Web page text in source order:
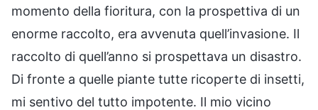
momento della fioritura, con la prospettiva di un
enorme raccolto, era avvenuta quell’invasione. Il
raccolto di quell’anno si prospettava un disastro.
Di fronte a quelle piante tutte ricoperte di insetti,
mi sentivo del tutto impotente. Il mio vicino